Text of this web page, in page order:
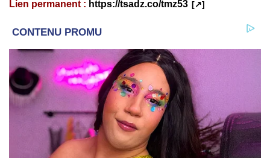
Lien permanent : https://tsadz.co/tmz53